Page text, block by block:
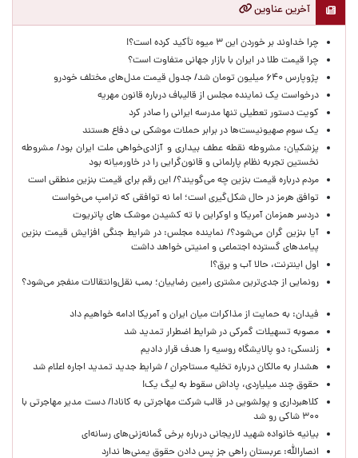
آخرین عناوین
چرا خداوند بر خوردن این ۳ میوه تأکید کرده است؟!
چرا قیمت طلا در ایران با بازار جهانی متفاوت است؟
پژوپارس ۶۴۰ میلیون تومان شد/ جدول قیمت مدل‌های مختلف خودرو
درخواست یک نماینده مجلس از قالیباف درباره قانون مهریه
کویت دستور تعطیلی تنها مدرسه ایرانی را صادر کرد
یک‌ سوم صهیونیست‌ها در برابر حملات موشکی بی دفاع هستند
پزشکیان: مشروطه نقطه عطف بیداری و آزادی‌خواهی ملت ایران بود/ مشروطه
نخستین تجربه نظام پارلمانی و قانون‌گرایی را در خاورمیانه بود
مردم درباره قیمت بنزین چه می‌گویند؟/ این رقم برای قیمت بنزین منطقی است
توافق هرمز در حال شکل‌گیری است؛ اما نه توافقی که ترامپ می‌خواست
دردسر همزمان آمریکا و اوکراین با ته کشیدن موشک های پاتریوت
آیا بنزین گران می‌شود؟/ نماینده مجلس: در شرایط جنگی افزایش قیمت بنزین
پیامدهای گسترده اجتماعی و امنیتی خواهد داشت
اول اینترنت، حالا آب و برق؟!
رونمایی از جدی‌ترین مشتری رامین رضاییان؛ بمب نقل‌وانتقالات منفجر می‌شود؟
فیدان: به حمایت از مذاکرات میان ایران و آمریکا ادامه خواهیم داد
مصوبه تسهیلات گمرکی در شرایط اضطرار تمدید شد
زلنسکی: دو پالایشگاه روسیه را هدف قرار دادیم
هشدار به مالکان درباره تخلیه مستاجران / شرایط جدید تمدید اجاره اعلام شد
حقوق چند میلیاردی، پاداش سقوط به لیگ یک!
کلاهبرداری و پولشویی در قالب شرکت مهاجرتی به کانادا/ دست مدیر مهاجرتی با
۳۰۰ شاکی رو شد
بیانیه خانواده شهید لاریجانی درباره برخی گمانه‌زنی‌های رسانه‌ای
انصارالله: عربستان راهی جز پس دادن حقوق یمنی‌ها ندارد